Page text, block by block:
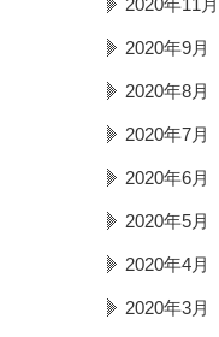
2020年11月
2020年9月
2020年8月
2020年7月
2020年6月
2020年5月
2020年4月
2020年3月